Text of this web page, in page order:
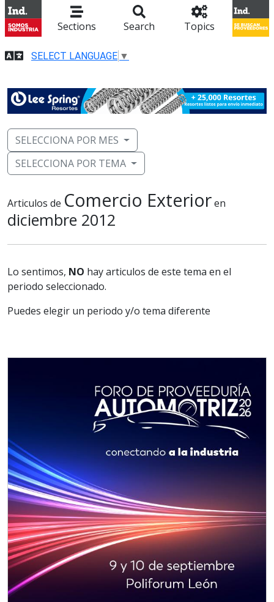
Sections Search Topics
SELECT LANGUAGE ▼
SELECCIONA POR MES
SELECCIONA POR TEMA
Articulos de Comercio Exterioren
diciembre 2012
Lo sentimos, NO hay articulos de este tema en el
periodo seleccionado.
Puedes elegir un periodo y/o tema diferente